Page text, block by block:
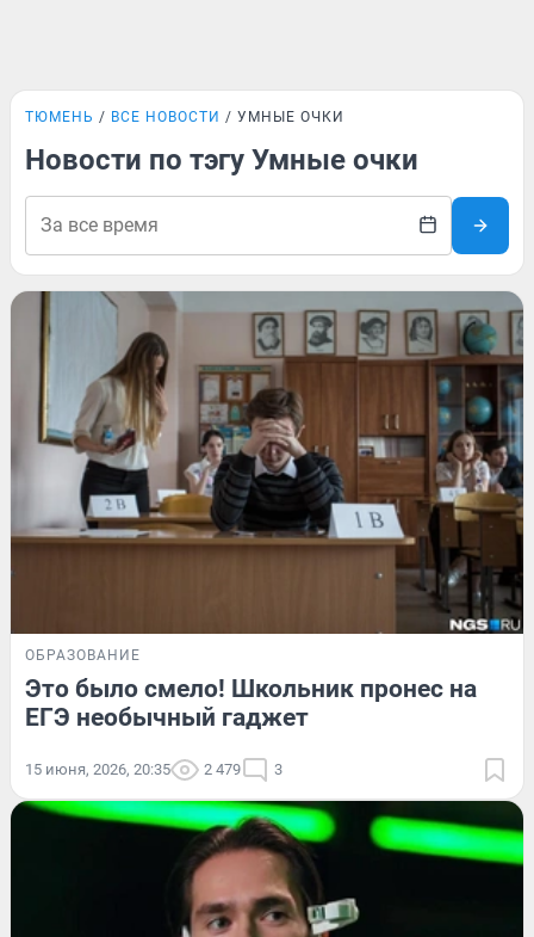
ТЮМЕНЬ ВСЕ НОВОСТИ УМНЫЕ ОЧКИ
Новости по тэгу Умные очки
ОБРАЗОВАНИЕ
Это было смело! Школьник пронес на
ЕГЭ необычный гаджет
15 июня, 2026, 20:35 2 479 3